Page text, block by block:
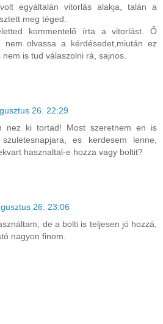
egyáltalán vitorlás alakja, talán a
meg téged.
kommentelő írta a vitorlást. Ő
nem olvassa a kérdésedet,miután ez
is tud válaszolni rá, sajnos.
26. 22:29
nez ki tortad! Most szeretnem en is
es kerdesem lenne,
hasznaltal-e hozza vagy boltit?
26. 23:06
de a bolti is teljesen jó hozzá,
nagyon finom.